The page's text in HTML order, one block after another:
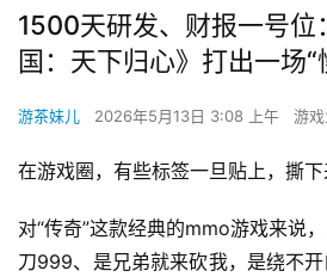
1500天研发、财报一号位
国：天下归心》打出一场
游茶妹儿 2026年5月13日 3:08 上午 游
在游戏圈，有些标签一旦贴上，撕下
对“传奇”这款经典的mmo游戏来说
刀999、是兄弟就来砍我，是绕不